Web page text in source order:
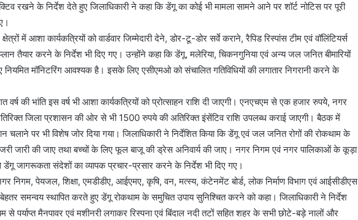
रखने के निर्देश देते हुए जिलाधिकारी ने कहा कि डेंगू का कोई भी मामला सामने आने पर शॉर्ट नोटिस पर पूरी
में आशा कार्यकत्रियों को वार्डवार जिम्मेदारी देने, डोर-टू-डोर सर्वे कराने, रैपिड रिस्पांस टीम एवं वॉलिंटियर्स
तैयार करने के निर्देश भी दिए गए। उन्होंने कहा कि डेंगू, मलेरिया, चिकनगुनिया एवं अन्य जल जनित बीमारियों
नियमित मॉनिटरिंग आवश्यक है। इसके लिए एसीएमओ को संचालित गतिविधियों की लगातार निगरानी करने के
वर्ष की भांति इस वर्ष भी आशा कार्यकत्रियों को प्रोत्साहन राशि दी जाएगी। एनएचएम से एक हजार रुपये, नगर
जिला प्रशासन की ओर से भी 1500 रुपये की अतिरिक्त इंसेंटिव राशि उपलब्ध कराई जाएगी। बैठक में
पर भी विशेष जोर दिया गया। जिलाधिकारी ने निर्देशित किया कि डेंगू एवं जल जनित रोगों की रोकथाम के
जारी की जाए तथा बच्चों के लिए फूल बाजू की ड्रेस अनिवार्य की जाए। नगर निगम एवं नगर पालिकाओं के कूड़ा
जागरूकता संदेशों का व्यापक प्रचार-प्रसार करने के निर्देश भी दिए गए।
निगम, पेयजल, शिक्षा, एमडीडीए, आईएमए, कृषि, वन, मत्स्य, कंटेनमेंट बोर्ड, लोक निर्माण विभाग एवं आईसीडीएस
समन्वय स्थापित करते हुए डेंगू रोकथाम के समुचित उपाय सुनिश्चित करने को कहा। जिलाधिकारी ने निर्देश
से पर्याप्त मैनपावर एवं मशीनरी लगाकर रिस्पना एवं बिंदाल नदी तटों सहित शहर के सभी छोटे-बड़े नालों और